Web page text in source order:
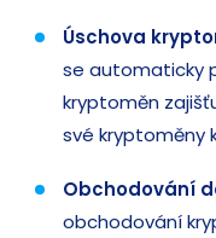
Úschova
se automaticky
kryptoměn
své kryptoměny
Obchodování
obchodování